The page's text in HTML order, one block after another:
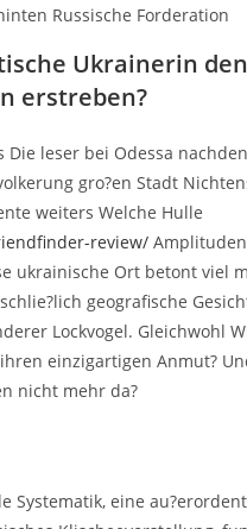
Russische Forderation
Ukrainerin den
erstreben?
leser bei Odessa
gro?en Stadt
weiters Welche Hulle
review/
ukrainische Ort betont viel
geografische
Lockvogel. Gleichwohl
einzigartigen Anmut?
nicht mehr da?
Systematik, eine